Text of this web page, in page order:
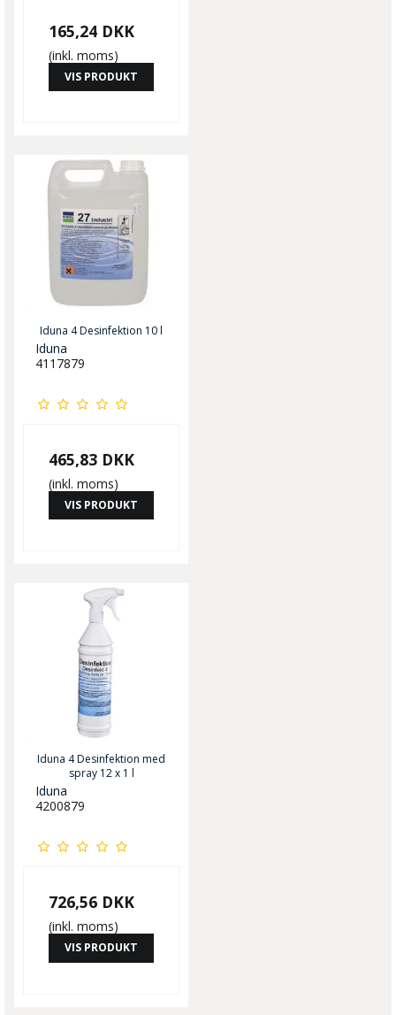
165,24 DKK
(inkl. moms)
VIS PRODUKT
Iduna 4 Desinfektion 10 l
Iduna
4117879
465,83 DKK
(inkl. moms)
VIS PRODUKT
Iduna 4 Desinfektion med
spray 12 x 1 l
Iduna
4200879
726,56 DKK
(inkl. moms)
VIS PRODUKT